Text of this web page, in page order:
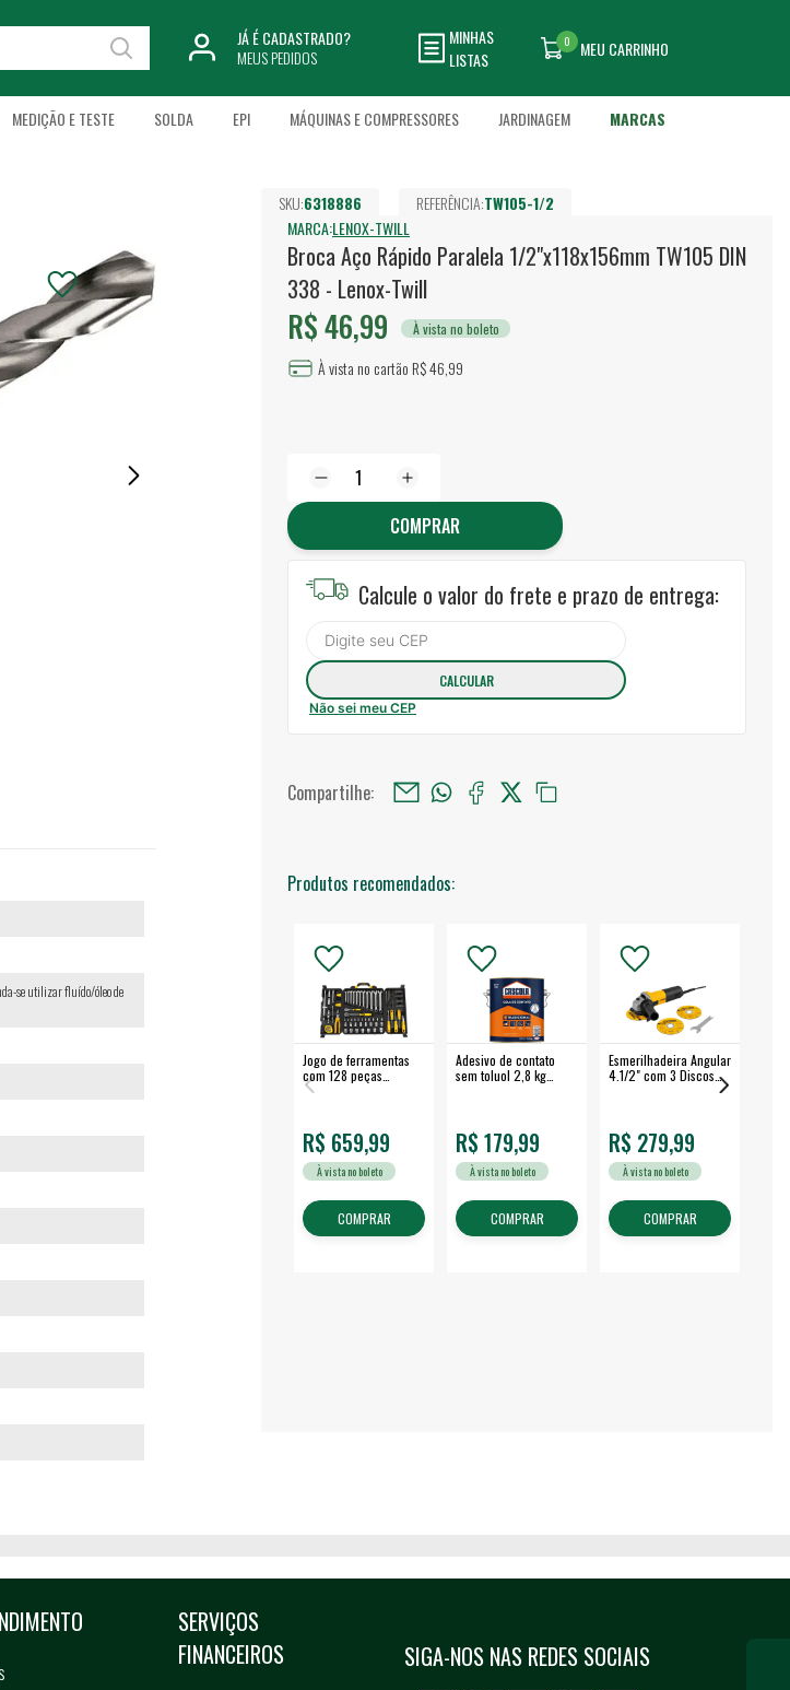
JÁ É CADASTRADO?
MEUS PEDIDOS
MINHAS
LISTAS
MEU CARRINHO
0
MEDIÇÃO E TESTE SOLDA EPI MÁQUINAS E COMPRESSORES JARDINAGEM MARCAS
SKU:6318886 REFERÊNCIA:TW105-1/2
MARCA:LENOX-TWILL
Broca Aço Rápido Paralela 1/2"x118x156mm TW105 DIN
338 - Lenox-Twill
R$ 46,99 À vista no boleto
À vista no cartão R$ 46,99
COMPRAR
Calcule o valor do frete e prazo de entrega:
Não sei meu CEP
Compartilhe:
Produtos recomendados:
Jogo de ferramentas
com 128 peças
embalagem fechada -
R$ 659,99
À vista no boleto
COMPRAR
Adesivo de contato
sem toluol 2,8 kg
R$ 179,99
À vista no boleto
COMPRAR
Esmerilhadeira Angular
4.1/2" com 3 Discos
R$ 279,99
À vista no boleto
COMPRAR
se utilizar fluído/óleo de
SIGA-NOS NAS REDES SOCIAIS
SERVIÇOS
FINANCEIROS